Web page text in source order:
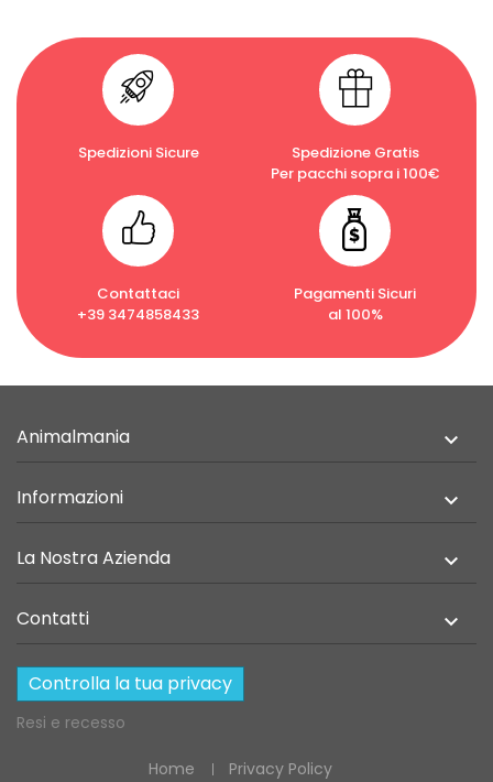
Spedizioni Sicure
Spedizione Gratis
Per pacchi sopra i 100€
Contattaci
+39 3474858433
Pagamenti Sicuri
al 100%
Animalmania 
Informazioni 
La Nostra Azienda 
Contatti 
Controlla la tua privacy
Resi e recesso
Home
Privacy Policy